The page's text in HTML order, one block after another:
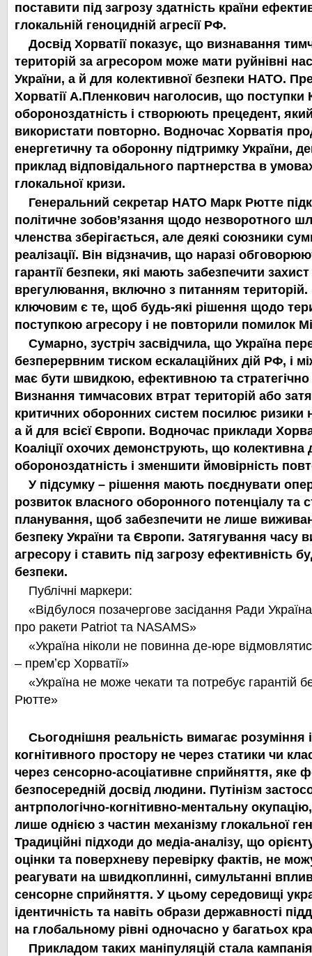
поставити під загрозу здатність країни
глокальній геноцидній агресії РФ.
Досвід Хорватії показує, що визнавання
територій за агресором може мати руйнівні
України, а й для колективної безпеки НАТО.
Хорватії А.Пленкович наголосив, що
обороноздатність і створюють прецедент,
використати повторно. Водночас Хорватія
енергетичну та оборонну підтримку України,
приклад відповідального партнерства в
глокальної кризи.
Генеральний секретар НАТО Марк Рютте
політичне зобов’язання щодо незворотного
членства зберігається, але деякі союзники
реалізації. Він відзначив, що наразі
гарантії безпеки, які мають забезпечити
врегулювання, включно з питанням
ключовим є те, щоб будь-які рішення щодо
поступкою агресору і не повторили помилок
Сумарно, зустріч засвідчила, що Україна
безперервним тиском ескалаційних дій РФ, і
має бути швидкою, ефективною та
Визнання тимчасових втрат територій або
критичних оборонних систем посилює ризики
а й для всієї Європи. Водночас приклади
Коаліції охочих демонструють, що колективна
обороноздатність і зменшити ймовірність
У підсумку – рішення мають поєднувати
розвиток власного оборонного потенціалу та
планування, щоб забезпечити не лише
безпеку України та Європи. Затягування часу
агресору і ставить під загрозу ефективність
безпеки.
Публічні маркери:
«Відбулося позачергове засідання Ради
про ракети Patriot та NASAMS»
«Україна ніколи не повинна де-юре
– премʼєр Хорватії»
«Україна не може чекати та потребує гарантій
Рютте»
Сьогоднішня реальність вимагає розуміння
когнітивного простору не через статики чи
через сенсорно-асоціативне сприйняття, яке
безпосередній досвід людини. Путінізм
антрпологічно-когнітивно-ментальну
лише однією з частин механізму глокальної
Традиційні підходи до медіа-аналізу, що
оцінки та поверхневу перевірку фактів, не
реагувати на швидкоплинні, симультанні
сенсорне сприйняття. У цьому середовищі
ідентичність та навіть образи державності
на глобальному рівні одночасно у багатьох
Прикладом таких маніпуляцій стала